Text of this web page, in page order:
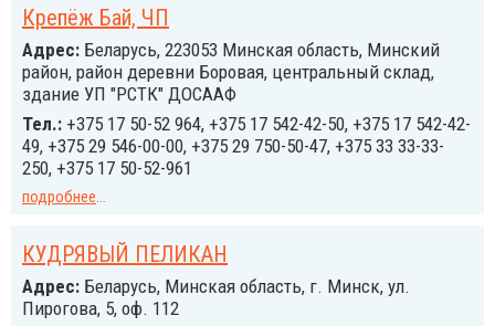
Крепёж Бай, ЧП
Адрес: Беларусь, 223053 Минская область, Минский
район, район деревни Боровая, центральный склад,
здание УП "РСТК" ДОСААФ
Тел.: +375 17 50-52 964, +375 17 542-42-50, +375 17 542-42-
49, +375 29 546-00-00, +375 29 750-50-47, +375 33 33-33-
250, +375 17 50-52-961
подробнее...
КУДРЯВЫЙ ПЕЛИКАН
Адрес: Беларусь, Минская область, г. Минск, ул.
Пирогова, 5, оф. 112